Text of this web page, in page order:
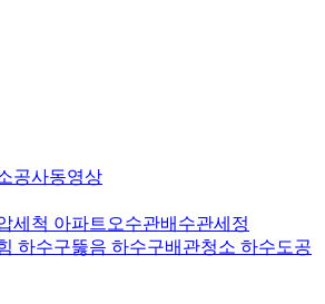
공사동영상
세척 아파트오수관배수관세정
하수구뚫음 하수구배관청소 하수도공